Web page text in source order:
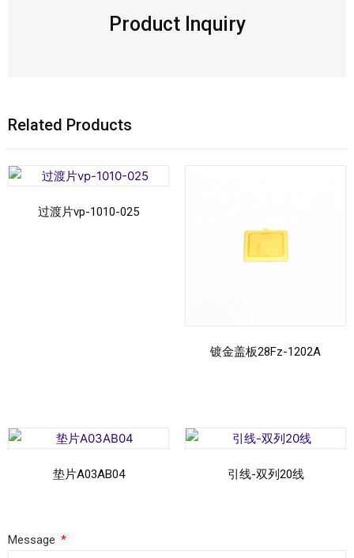
Product Inquiry
Related Products
过渡片vp-1010-025
镀金盖板28Fz-1202A
垫片A03AB04 引线-双列20线
Message